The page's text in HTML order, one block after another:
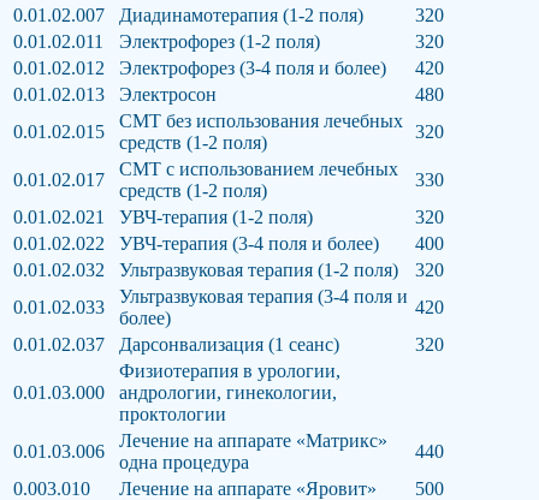
0.01.02.007
Диадинамотерапия (1-2 поля)
320
0.01.02.011
Электрофорез (1-2 поля)
320
0.01.02.012
Электрофорез (3-4 поля и более)
420
0.01.02.013
Электросон
480
0.01.02.015
СМТ без использования лечебных
средств (1-2 поля)
320
0.01.02.017
СМТ с использованием лечебных
средств (1-2 поля)
330
0.01.02.021
УВЧ-терапия (1-2 поля)
320
0.01.02.022
УВЧ-терапия (3-4 поля и более)
400
0.01.02.032
Ультразвуковая терапия (1-2 поля)
320
0.01.02.033
Ультразвуковая терапия (3-4 поля и
более)
420
0.01.02.037
Дарсонвализация (1 сеанс) 320
0.01.03.000
Физиотерапия в урологии,
андрологии, гинекологии,
проктологии
0.01.03.006
Лечение на аппарате «Матрикс»
одна процедура
440
0.003.010
Лечение на аппарате «Яровит»
500